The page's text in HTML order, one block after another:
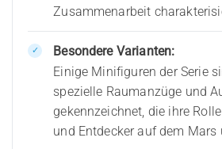
Zusammenarbeit
Besondere Varianten:
Einige Minifiguren der Serie
spezielle Raumanzüge und
gekennzeichnet, die ihre
und Entdecker auf dem Mars